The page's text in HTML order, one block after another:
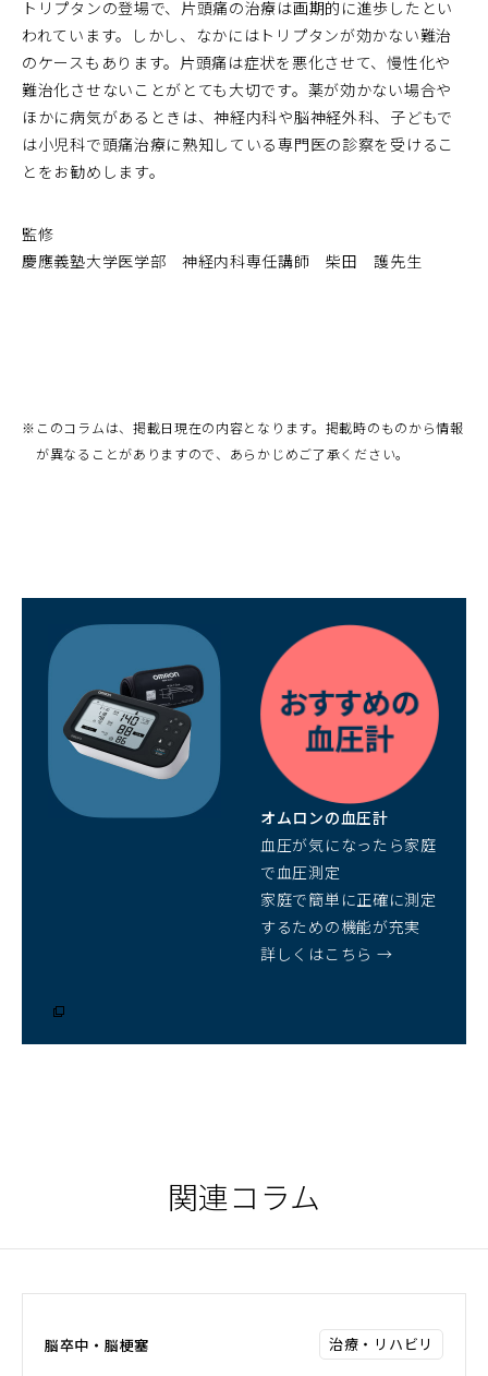
トリプタンの登場で、片頭痛の治療は画期的に進歩したとい
われています。しかし、なかにはトリプタンが効かない難治
のケースもあります。片頭痛は症状を悪化させて、慢性化や
難治化させないことがとても大切です。薬が効かない場合や
ほかに病気があるときは、神経内科や脳神経外科、子どもで
は小児科で頭痛治療に熟知している専門医の診察を受けるこ
とをお勧めします。
監修
慶應義塾大学医学部 神経内科専任講師 柴田 護先生
※ このコラムは、掲載日現在の内容となります。掲載時のものから情報
が異なることがありますので、あらかじめご了承ください。
オムロンの血圧計
血圧が気になったら家庭
で血圧測定
家庭で簡単に正確に測定
するための機能が充実
詳しくはこちら →
関連コラム
脳卒中・脳梗塞 治療・リハビリ